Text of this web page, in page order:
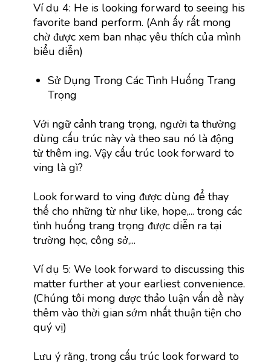
Ví dụ 4: He is looking forward to seeing his
favorite band perform. (Anh ấy rất mong
chờ được xem ban nhạc yêu thích của mình
biểu diễn)
Sử Dụng Trong Các Tình Huống Trang
Trọng
Với ngữ cảnh trang trọng, người ta thường
dùng cấu trúc này và theo sau nó là động
từ thêm ing. Vậy cấu trúc look forward to
ving là gì?
Look forward to ving được dùng để thay
thế cho những từ như like, hope,... trong các
tình huống trang trọng được diễn ra tại
trường học, công sở,...
Ví dụ 5: We look forward to discussing this
matter further at your earliest convenience.
(Chúng tôi mong được thảo luận vấn đề này
thêm vào thời gian sớm nhất thuận tiện cho
quý vị)
Lưu ý rằng, trong cấu trúc look forward to